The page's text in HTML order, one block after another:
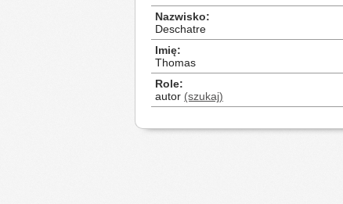
Nazwisko
Deschatre
Imię
Thomas
Role
autor (szukaj)